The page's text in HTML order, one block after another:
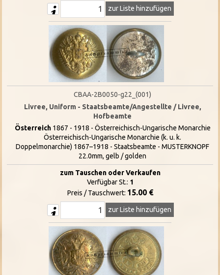
zur Liste hinzufügen
CBAA-2B0050-g22_(001)
Livree, Uniform - Staatsbeamte/Angestellte / Livree,
Hofbeamte
Österreich1867 - 1918 - Österreichisch-Ungarische Monarchie
Österreichisch-Ungarische Monarchie (k. u. k.
Doppelmonarchie) 1867–1918 - Staatsbeamte - MUSTERKNOPF
22.0mm, gelb / golden
zum Tauschen oder Verkaufen
Verfügbar St.: 1
Preis / Tauschwert: 15.00 €
zur Liste hinzufügen